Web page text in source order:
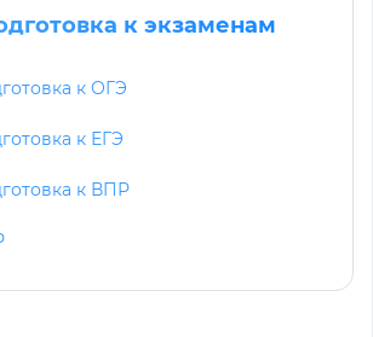
к экзаменам
к ОГЭ
к ЕГЭ
к ВПР